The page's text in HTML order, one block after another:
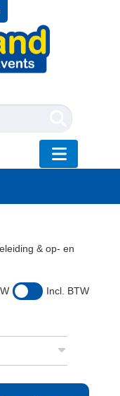
"Toggle
& op- en
Incl. BTW